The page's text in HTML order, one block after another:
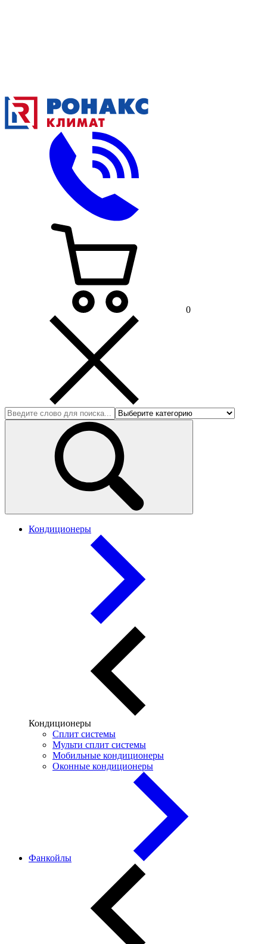
0
Кондиционеры
Кондиционеры
Сплит системы
Мульти сплит системы
Мобильные кондиционеры
Оконные кондиционеры
Фанкойлы